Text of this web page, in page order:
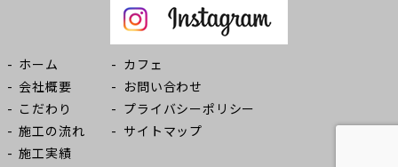
ホーム
会社概要
こだわり
施工の流れ
施工実績
カフェ
お問い合わせ
プライバシーポリシー
サイトマップ